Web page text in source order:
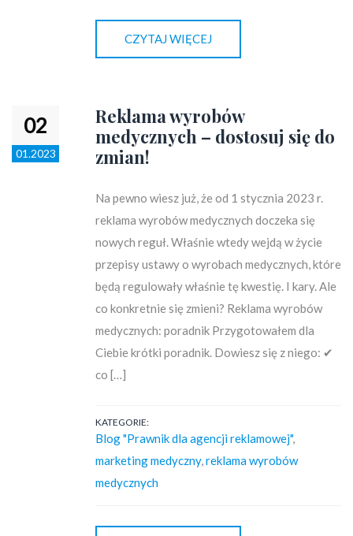
CZYTAJ WIĘCEJ
02
01.2023
Reklama wyrobów
medycznych – dostosuj się do
zmian!
Na pewno wiesz już, że od 1 stycznia 2023 r.
reklama wyrobów medycznych doczeka się
nowych reguł. Właśnie wtedy wejdą w życie
przepisy ustawy o wyrobach medycznych, które
będą regulowały właśnie tę kwestię. I kary. Ale
co konkretnie się zmieni? Reklama wyrobów
medycznych: poradnik Przygotowałem dla
Ciebie krótki poradnik. Dowiesz się z niego: ✔
co […]
KATEGORIE:
Blog "Prawnik dla agencji reklamowej",
marketing medyczny, reklama wyrobów
medycznych